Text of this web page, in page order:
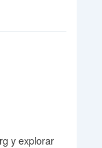
y explorar